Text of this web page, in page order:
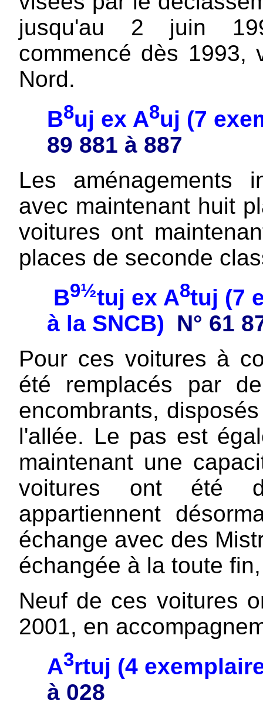
jusqu'au 2 juin
commencé dès 1993,
Nord.
B8uj ex A8uj (7
89 881 à 887
Les aménagements
avec maintenant huit
voitures ont
places de seconde
B9½tuj ex A8tuj (7
à la SNCB) N° 61
Pour ces voitures à
été remplacés par
encombrants,
l'allée. Le pas est
maintenant une
voitures ont été
appartiennent
échange avec des
échangée à la toute
Neuf de ces voitures
2001, en
A3rtuj (4
à 028